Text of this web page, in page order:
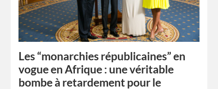
Les “monarchies républicaines” en
vogue en Afrique : une véritable
bombe à retardement pour le